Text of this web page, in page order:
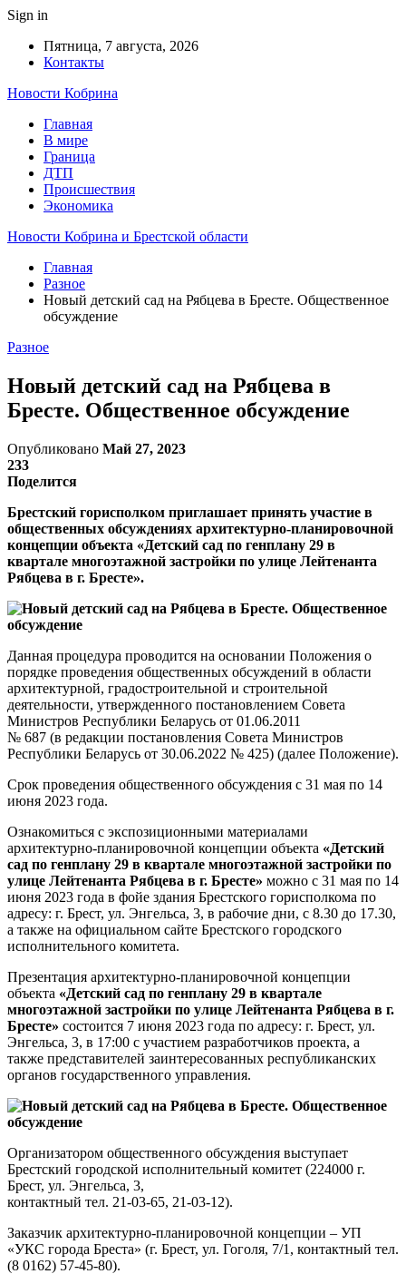
Sign in
Пятница, 7 августа, 2026
Контакты
Новости Кобрина
Главная
В мире
Граница
ДТП
Происшествия
Экономика
Новости Кобрина и Брестской области
Главная
Разное
Новый детский сад на Рябцева в Бресте. Общественное
обсуждение
Разное
Новый детский сад на Рябцева в
Бресте. Общественное обсуждение
Опубликовано Май 27, 2023
233
Поделится
Брестский горисполком приглашает принять участие в
общественных обсуждениях архитектурно-планировочной
концепции объекта «Детский сад по генплану 29 в
квартале многоэтажной застройки по улице Лейтенанта
Рябцева в г. Бресте».
Данная процедура проводится на основании Положения о
порядке проведения общественных обсуждений в области
архитектурной, градостроительной и строительной
деятельности, утвержденного постановлением Совета
Министров Республики Беларусь от 01.06.2011
№ 687 (в редакции постановления Совета Министров
Республики Беларусь от 30.06.2022 № 425) (далее Положение).
Срок проведения общественного обсуждения с 31 мая по 14
июня 2023 года.
Ознакомиться с экспозиционными материалами
архитектурно-планировочной концепции объекта «Детский
сад по генплану 29 в квартале многоэтажной застройки по
улице Лейтенанта Рябцева в г. Бресте» можно с 31 мая по 14
июня 2023 года в фойе здания Брестского горисполкома по
адресу: г. Брест, ул. Энгельса, 3, в рабочие дни, с 8.30 до 17.30,
а также на официальном сайте Брестского городского
исполнительного комитета.
Презентация архитектурно-планировочной концепции
объекта «Детский сад по генплану 29 в квартале
многоэтажной застройки по улице Лейтенанта Рябцева в г.
Бресте» состоится 7 июня 2023 года по адресу: г. Брест, ул.
Энгельса, 3, в 17:00 с участием разработчиков проекта, а
также представителей заинтересованных республиканских
органов государственного управления.
Организатором общественного обсуждения выступает
Брестский городской исполнительный комитет (224000 г.
Брест, ул. Энгельса, 3,
контактный тел. 21-03-65, 21-03-12).
Заказчик архитектурно-планировочной концепции – УП
«УКС города Бреста» (г. Брест, ул. Гоголя, 7/1, контактный тел.
(8 0162) 57-45-80).